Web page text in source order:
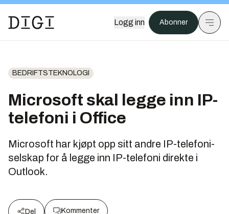
Logg inn Abonner
BEDRIFTSTEKNOLOGI
Microsoft skal legge inn IP-
telefoni i Office
Microsoft har kjøpt opp sitt andre IP-telefoni-
selskap for å legge inn IP-telefoni direkte i
Outlook.
Del Kommenter